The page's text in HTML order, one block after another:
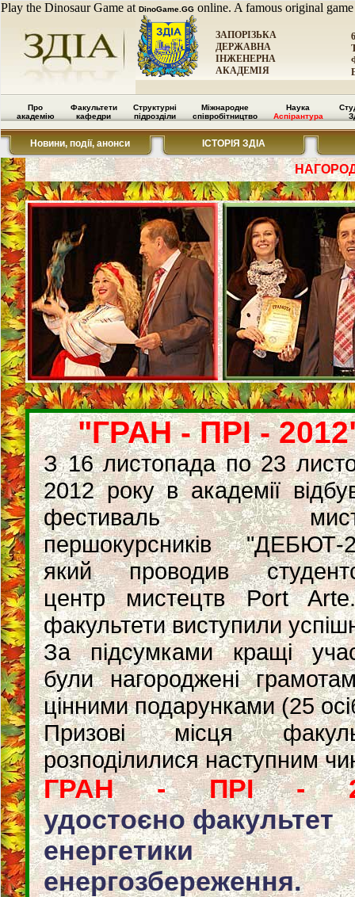
Play the Dinosaur Game at DinoGame.GG online. A famous original
ЗАПОРІЗЬКА
ДЕРЖАВНА
ІНЖЕНЕРНА
АКАДЕМІЯ
Про
академію
Факультети
кафедри
Структурні
підрозділи
Міжнародне
співробітництво
Наука
Аспірантура
Новини, події, анонси ІСТОРІЯ ЗДІА
"ГРАН - ПРІ -
З 16 листопада по 23
2012 року в академії
фестиваль
першокурсників "ДЕБЮТ-
який проводив
центр мистецтв Port
факультети виступили
За підсумками кращі
були нагороджені
цінними подарунками (25
Призові місця
розподілилися наступним
ГРАН - ПРІ -
удостоєно факультет
енергетики
енергозбереження.